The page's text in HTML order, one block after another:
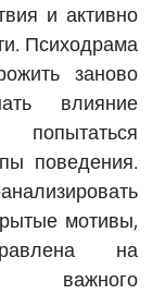
и активно
Психодрама
заново
влияние
поведения.
мотивы,
на
важного